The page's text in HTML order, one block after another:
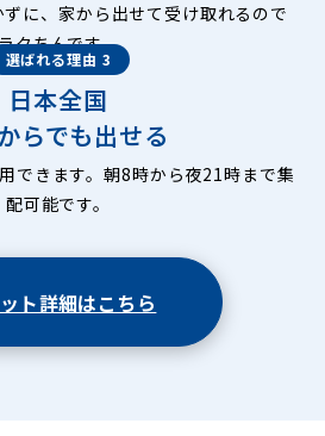
に、家から出せて受け取れるので
クちんです。
選ばれる理由 3
日本全国
らでも出せる
できます。朝8時から夜21時まで集
配可能です。
ト詳細はこちら